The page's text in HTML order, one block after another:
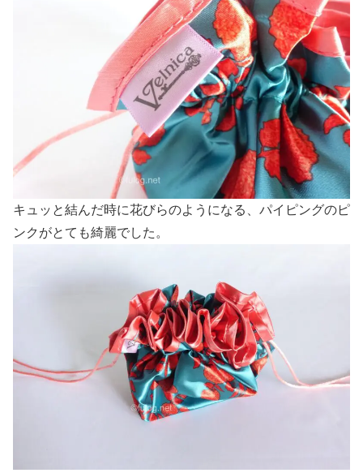
キュッと結んだ時に花びらのようになる、パイピングのピ
ンクがとても綺麗でした。